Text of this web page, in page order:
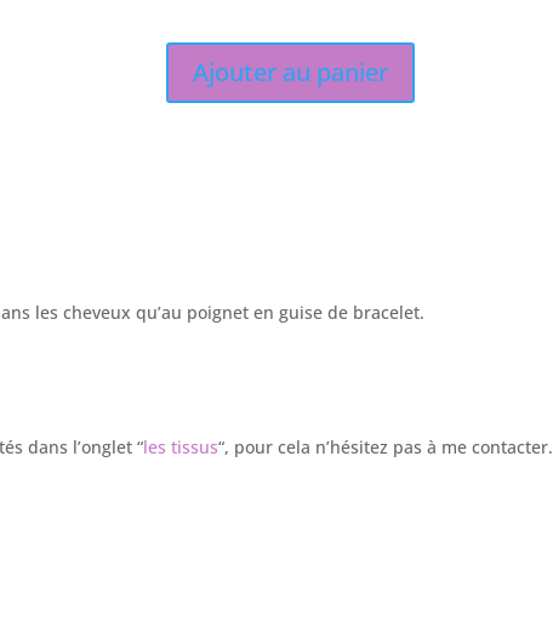
Ajouter au panier
les cheveux qu’au poignet en guise de bracelet.
dans l’onglet “les tissus“, pour cela n’hésitez pas à me contacter.